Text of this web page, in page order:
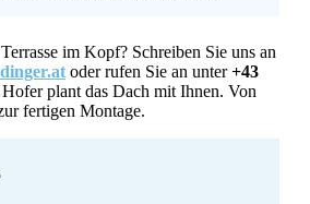
im Kopf? Schreiben Sie uns an
oder rufen Sie an unter+43
plant das Dach mit Ihnen. Von
fertigen Montage.